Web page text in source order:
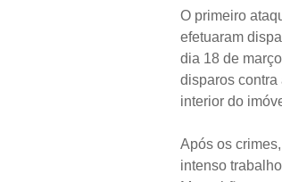
O primeiro
efetuaram
dia 18 de
disparos
interior do
Após os
intenso